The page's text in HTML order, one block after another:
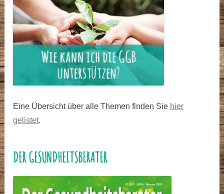
Eine Übersicht über alle Themen finden Sie hier
gelistet.
DER GESUNDHEITSBERATER